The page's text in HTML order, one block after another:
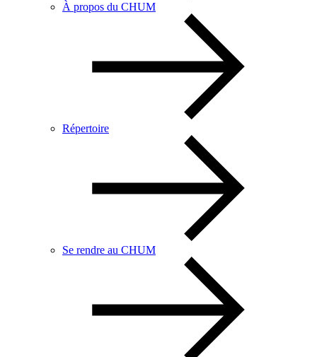
À propos du CHUM
Répertoire
Se rendre au CHUM